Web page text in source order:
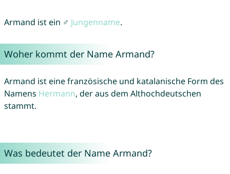
Armand ist ein ♂ Jungenname.
Woher kommt der Name Armand?
Armand ist eine französische und katalanische Form des
Namens Hermann, der aus dem Althochdeutschen
stammt.
Was bedeutet der Name Armand?